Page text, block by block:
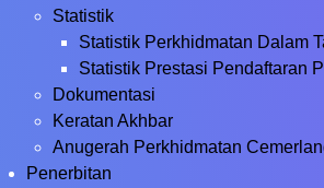
Statistik
Statistik Perkhidmatan Dalam
Statistik Prestasi Pendaftaran
Dokumentasi
Keratan Akhbar
Anugerah Perkhidmatan
Penerbitan